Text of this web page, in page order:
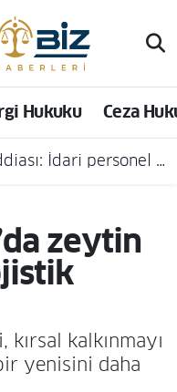
Hukuku Ceza
personel açığa alındı
zeytin
kalkınmayı
yenisini daha
ve Fikstür